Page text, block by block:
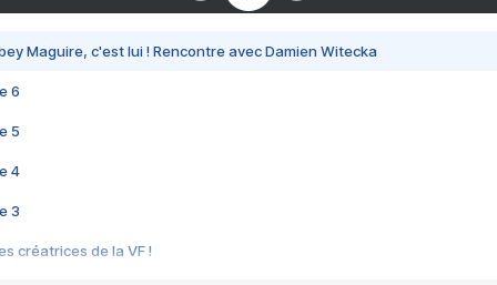
Maguire, c'est lui ! Rencontre avec Damien Witecka
6
5
4
3
créatrices de la VF !